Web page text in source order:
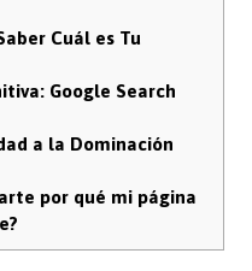
Cuál es Tu
Google Search
a la Dominación
por qué mi página